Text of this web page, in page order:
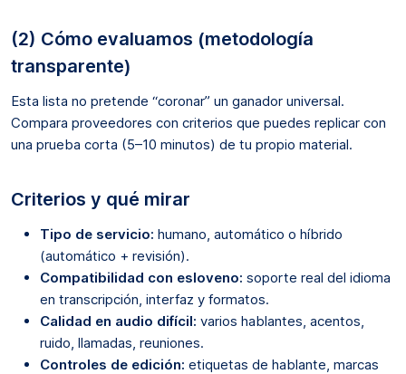
(2) Cómo evaluamos (metodología
transparente)
Esta lista no pretende “coronar” un ganador universal.
Compara proveedores con criterios que puedes replicar con
una prueba corta (5–10 minutos) de tu propio material.
Criterios y qué mirar
Tipo de servicio: humano, automático o híbrido
(automático + revisión).
Compatibilidad con esloveno: soporte real del idioma
en transcripción, interfaz y formatos.
Calidad en audio difícil: varios hablantes, acentos,
ruido, llamadas, reuniones.
Controles de edición: etiquetas de hablante, marcas